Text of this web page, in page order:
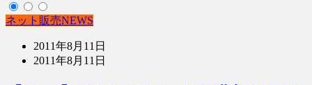
ネット販売NEWS
2011年8月11日
2011年8月11日